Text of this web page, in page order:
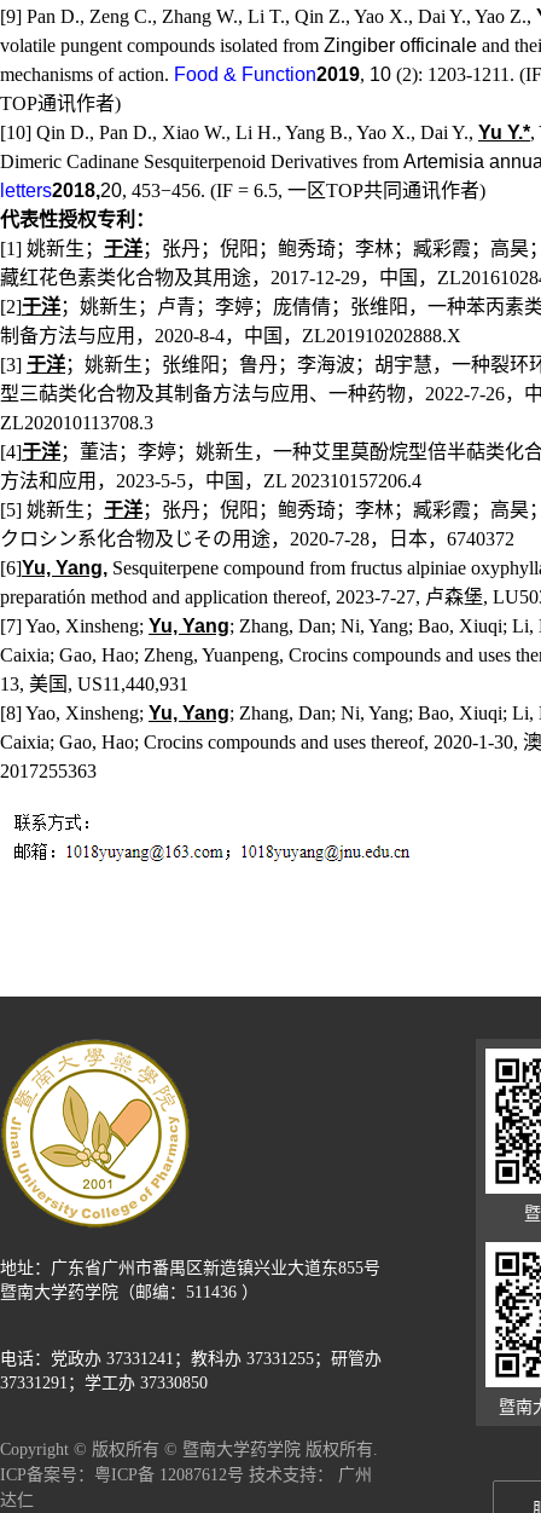
[9] Pan D., Zeng C., Zhang W., Li T., Qin Z., Yao X., Dai Y., Yao Z.,
volatile pungent compounds isolated from Zingiber officinale and
mechanisms of action. Food & Function2019, 10 (2): 1203-1211.
TOP通讯作者)
[10] Qin D., Pan D., Xiao W., Li H., Yang B., Yao X., Dai Y., Yu Y.*,
Dimeric Cadinane Sesquiterpenoid Derivatives from Artemisia
letters2018,20, 453−456. (IF = 6.5, 一区TOP共同通讯作者)
代表性授权专利：
[1] 姚新生； 于洋；张丹；倪阳；鲍秀琦；李林；臧彩霞；高昊
藏红花色素类化合物及其用途， 2017-12-29，中国，
[2]于洋；姚新生；卢青；李婷；庞倩倩；张维阳，一种苯丙素
制备方法与应用， 2020-8-4，中国， ZL201910202888.X
[3] 于洋；姚新生；张维阳；鲁丹；李海波；胡宇慧，一种裂环
型三萜类化合物及其制备方法与应用、一种药物， 2022-7-26，
ZL202010113708.3
[4]于洋；董洁；李婷；姚新生，一种艾里莫酚烷型倍半萜类化
方法和应用， 2023-5-5，中国， ZL 202310157206.4
[5] 姚新生； 于洋；张丹；倪阳；鲍秀琦；李林；臧彩霞；高昊
クロシン系化合物及じその用途， 2020-7-28，日本， 6740372
[6]Yu, Yang, Sesquiterpene compound from fructus alpiniae
preparatión method and application thereof, 2023-7-27, 卢森堡,
[7] Yao, Xinsheng; Yu, Yang; Zhang, Dan; Ni, Yang; Bao, Xiuqi; Li,
Caixia; Gao, Hao; Zheng, Yuanpeng, Crocins compounds and uses
13, 美国 , US11,440,931
[8] Yao, Xinsheng; Yu, Yang; Zhang, Dan; Ni, Yang; Bao, Xiuqi; Li,
Caixia; Gao, Hao; Crocins compounds and uses thereof, 2020-1-30,
2017255363
地址：广东省广州市番禺区新造镇兴业大道东855号
暨南大学药学院（邮编：511436 ）
电话：党政办 37331241；教科办 37331255；研管办
37331291；学工办 37330850
Copyright © 版权所有 © 暨南大学药学院 版权所有.
ICP备案号：粤ICP备 12087612号 技术支持： 广州
达仁
暨南